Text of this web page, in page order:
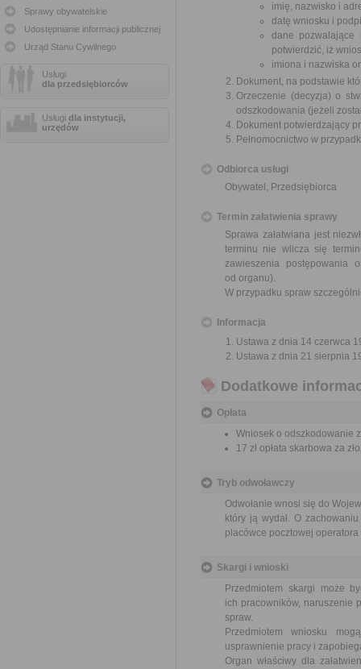
Sprawy obywatelskie
Udostępnianie informacji publicznej
Urząd Stanu Cywilnego
Usługi
dla przedsiębiorców
Usługi dla instytucji,
urzędów
imię, nazwisko i
datę wniosku i
dane pozwalające
potwierdzić, iż
imiona i nazwiska
Dokument, na podstawie
Orzeczenie (decyzja) o
odszkodowania (jeżeli
Dokument potwierdzający
Pełnomocnictwo w
Odbiorca usługi
Obywatel, Przedsiębiorca
Termin załatwienia sprawy
Sprawa załatwiana jest
terminu nie wlicza się
zawieszenia postępowania
od organu).
W przypadku spraw
Informacja
Ustawa z dnia 14 czerwca
Ustawa z dnia 21 sierpnia
Dodatkowe
Opłata
Wniosek o odszkodowanie
17 zł opłata skarbowa za
Tryb odwoławczy
Odwołanie wnosi się do
który ją wydał. O
placówce pocztowej
Skargi i wnioski
Przedmiotem skargi może
ich pracowników, naruszenie
spraw.
Przedmiotem wniosku
usprawnienie pracy i
Organ właściwy dla